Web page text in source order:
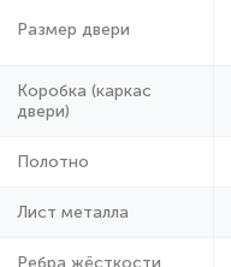
Размер двери
Коробка (каркас
двери)
Полотно
Лист металла
Ребра жёсткости